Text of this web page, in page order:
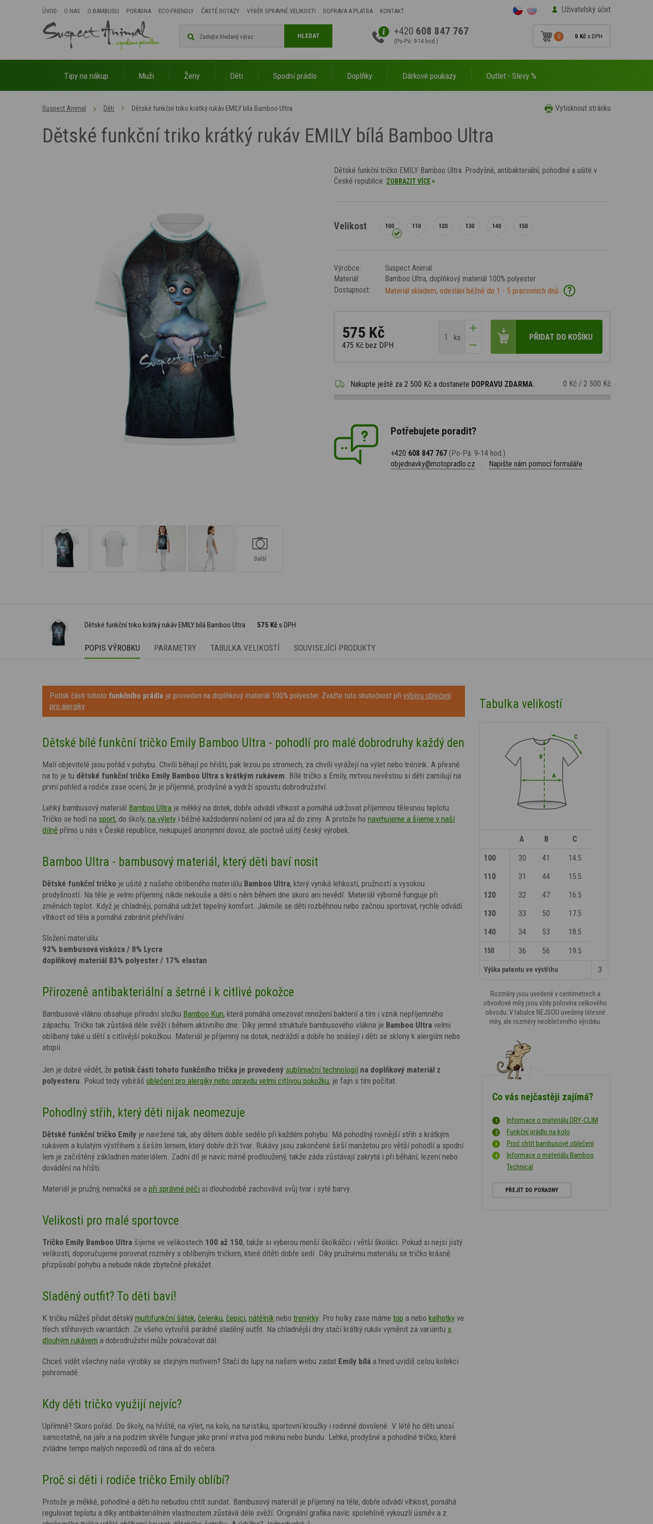
ÚVOD O NÁS O BAMBUSU PORADNA ECO-FRIENDLY ČASTÉ DOTAZY VÝBĚR SPRÁVNÉ VELIKOSTI DOPRAVA A PLATBA KONTAKT Uživatelský účet
+420 608 847 767
(Po-Pá: 9-14 hod.)
0 0 Kč s DPH
HLEDAT
Tipy na nákup Muži Ženy Děti Spodní prádlo Doplňky Dárkové poukazy Outlet - Slevy %
Vytisknout stránku
Suspect Animal Děti Dětské funkční triko krátký rukáv EMILY bílá Bamboo Ultra
Dětské funkční triko krátký rukáv EMILY bílá Bamboo Ultra
Další
Dětské funkční tričko EMILY Bamboo Ultra. Prodyšné, antibakteriální, pohodlné a ušité v
České republice. ZOBRAZIT VÍCE»
Velikost
Výrobce:
Suspect Animal
Materiál:
Bamboo Ultra, doplňkový materiál 100% polyester
Dostupnost:
Materiál skladem, odeslání běžně do 1 - 5 pracovních dnů ?
575 Kč
475 Kč bez DPH
ks PŘIDAT DO KOŠÍKU
Nakupte ještě za 2 500 Kč a dostanete DOPRAVU ZDARMA. 0 Kč / 2 500 Kč
Potřebujete poradit?
+420 608 847 767 (Po-Pá: 9-14 hod.)
objednavky@motopradlo.cz
Napište nám pomocí formuláře
Dětské funkční triko krátký rukáv EMILY bílá Bamboo Ultra 575 Kčs DPH
POPIS VÝROBKU PARAMETRY TABULKA VELIKOSTÍ SOUVISEJÍCÍ PRODUKTY
Potisk části tohoto funkčního prádla je proveden na doplňkový materiál 100% polyester. Zvažte tuto skutečnost při výběru oblečení
pro alergiky.
Dětské bílé funkční tričko Emily Bamboo Ultra - pohodlí pro malé dobrodruhy každý den
Malí objevitelé jsou pořád v pohybu. Chvíli běhají po hřišti, pak lezou po stromech, za chvíli vyrážejí na výlet nebo trénink. A přesně
na to je tu dětské funkční tričko Emily Bamboo Ultra s krátkým rukávem. Bílé tričko s Emily, mrtvou nevěstou si děti zamilují na
první pohled a rodiče zase ocení, že je příjemné, prodyšné a vydrží spoustu dobrodružství.
Lehký bambusový materiál Bamboo Ultra je měkký na dotek, dobře odvádí vlhkost a pomáhá udržovat příjemnou tělesnou teplotu.
Tričko se hodí na sport, do školy, na výlety i běžné každodenní nošení od jara až do zimy. A protože ho navrhujeme a šijeme v naší
dílně přímo u nás v České republice, nekupuješ anonymní dovoz, ale poctivě ušitý český výrobek.
Bamboo Ultra - bambusový materiál, který děti baví nosit
Dětské funkční tričko je ušité z našeho oblíbeného materiálu Bamboo Ultra, který vyniká lehkostí, pružností a vysokou
prodyšností. Na těle je velmi příjemný, nikde nekouše a děti o něm během dne skoro ani nevědí. Materiál výborně funguje při
změnách teplot. Když je chladněji, pomáhá udržet tepelný komfort. Jakmile se děti rozběhnou nebo začnou sportovat, rychle odvádí
vlhkost od těla a pomáhá zabránit přehřívání.
Složení materiálu:
92% bambusová viskóza / 8% Lycra
doplňkový materiál 83% polyester / 17% elastan
Přirozeně antibakteriální a šetrné i k citlivé pokožce
Bambusové vlákno obsahuje přírodní složku Bamboo Kun, která pomáhá omezovat množení bakterií a tím i vznik nepříjemného
zápachu. Tričko tak zůstává déle svěží i během aktivního dne. Díky jemné struktuře bambusového vlákna je Bamboo Ultra velmi
oblíbený také u dětí s citlivější pokožkou. Materiál je příjemný na dotek, nedráždí a dobře ho snášejí i děti se sklony k alergiím nebo
atopii.
Jen je dobré vědět, že potisk části tohoto funkčního trička je provedený sublimační technologiína doplňkový materiál z
polyesteru. Pokud tedy vybíráš oblečení pro alergiky nebo opravdu velmi citlivou pokožku, je fajn s tím počítat.
Pohodlný střih, který děti nijak neomezuje
Dětské funkční tričko Emily je navržené tak, aby dětem dobře sedělo při každém pohybu. Má pohodlný rovnější střih s krátkým
rukávem a kulatým výstřihem s širším lemem, který dobře drží tvar. Rukávy jsou zakončené širší manžetou pro větší pohodlí a spodní
lem je začištěný základním materiálem. Zadní díl je navíc mírně prodloužený, takže záda zůstávají zakrytá i při běhání, lezení nebo
dovádění na hřišti.
Materiál je pružný, nemačká se a při správné péči si dlouhodobě zachovává svůj tvar i syté barvy.
Velikosti pro malé sportovce
Tričko Emily Bamboo Ultra šijeme ve velikostech 100 až 150, takže si vyberou menší školkáčci i větší školáci. Pokud si nejsi jistý
velikostí, doporučujeme porovnat rozměry s oblíbeným tričkem, které dítěti dobře sedí. Díky pružnému materiálu se tričko krásně
přizpůsobí pohybu a nebude nikde zbytečně překážet.
Sladěný outfit? To děti baví!
K tričku můžeš přidat dětský multifunkční šátek, čelenku, čepici, nátělník nebo trenýrky. Pro holky zase máme top a nebo kalhotky ve
třech střihových variantách. Ze všeho vytvoříš parádně sladěný outfit. Na chladnější dny stačí krátký rukáv vyměnit za variantu s
dlouhým rukávem a dobrodružství může pokračovat dál.
Chceš vidět všechny naše výrobky se stejným motivem? Stačí do lupy na našem webu zadat Emily bílá a hned uvidíš celou kolekci
pohromadě.
Kdy děti tričko využijí nejvíc?
Upřímně? Skoro pořád. Do školy, na hřiště, na výlet, na kolo, na turistiku, sportovní kroužky i rodinné dovolené. V létě ho děti unosí
samostatně, na jaře a na podzim skvěle funguje jako první vrstva pod mikinu nebo bundu. Lehké, prodyšné a pohodlné tričko, které
zvládne tempo malých neposedů od rána až do večera.
Proč si děti i rodiče tričko Emily oblíbí?
Protože je měkké, pohodlné a děti ho nebudou chtít sundat. Bambusový materiál je příjemný na těle, dobře odvádí vlhkost, pomáhá
regulovat teplotu a díky antibakteriálním vlastnostem zůstává déle svěží. Originální grafika navíc spolehlivě vykouzlí úsměv a z
Tabulka velikostí
A B C
100 30 41
14.5
110
31 44
15.5
120
32 47
16.5
130
33 50
17.5
140
34 53 18.5
150 36 56 19.5
Výška patentu ve výstřihu 3
Rozměry jsou uvedené v centimetrech a
obvodové míry jsou vždy polovina celkového
obvodu. V tabulce NEJSOU uvedeny tělesné
míry, ale rozměry neoblečeného výrobku.
Co vás nejčastěji zajímá?
Informace o materiálu DRY-CLIM
Funkční prádlo na kolo
Proč chtít bambusové oblečení
Informace o materiálu Bamboo
Technical
PŘEJÍT DO PORADNY